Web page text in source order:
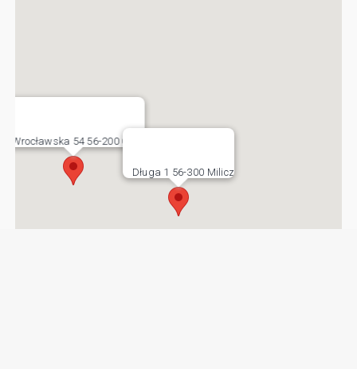
Długa 1 56-300 Milicz
Wrocławska 54 56-200 Góra